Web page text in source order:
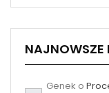
NAJNOWSZE
Genek o